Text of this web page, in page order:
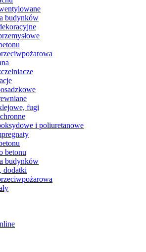
budynków
fugi
i poliuretanowe
betonu
budynków
dodatki